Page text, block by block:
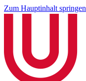
Zum Hauptinhalt springen